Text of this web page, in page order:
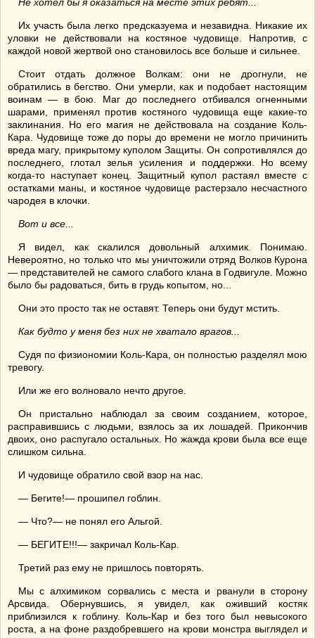
Их участь была легко предсказуема и незавидна. Никакие их
уловки не действовали на костяное чудовище. Напротив, с
каждой новой жертвой оно становилось все больше и сильнее.
Стоит отдать должное Волкам: они не дрогнули, не
обратились в бегство. Они умерли, как и подобает настоящим
воинам — в бою. Маг до последнего отбивался огненными
шарами, применял против костяного чудовища еще какие-то
заклинания. Но его магия не действовала на создание Коль-
Кара. Чудовище тоже до поры до времени не могло причинить
вреда магу, прикрытому куполом Защиты. Он сопротивлялся до
последнего, глотал зелья усиления и поддержки. Но всему
когда-то наступает конец. Защитный купол растаял вместе с
остатками маны, и костяное чудовище растерзало несчастного
чародея в клочки.
Вот и все...
Я видел, как скалился довольный алхимик. Понимаю.
Невероятно, но только что мы уничтожили отряд Волков Курона
— представителей не самого слабого клана в Годвигуле. Можно
было бы радоваться, бить в грудь копытом, но...
Они это просто так не оставят. Теперь они будут мстить.
Как будто у меня без них не хватало врагов...
Судя по физиономии Коль-Кара, он полностью разделял мою
тревогу.
Или же его волновало нечто другое.
Он пристально наблюдал за своим созданием, которое,
расправившись с людьми, взялось за их лошадей. Прикончив
двоих, оно распугало остальных. Но жажда крови была все еще
слишком сильна.
И чудовище обратило свой взор на нас.
— Бегите!— прошипел гоблин.
— Что?— не понял его Альгой.
— БЕГИТЕ!!!— закричал Коль-Кар.
Третий раз ему не пришлось повторять.
Мы с алхимиком сорвались с места и рванули в сторону
Арсвида. Обернувшись, я увидел, как оживший костяк
приблизился к гоблину. Коль-Кар и без того был невысокого
роста, а на фоне раздобревшего на крови монстра выглядел и